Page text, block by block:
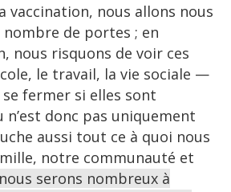
vaccination, nous allons nous
de portes ; en
nous risquons de voir ces
le travail, la vie sociale —
fermer si elles sont
n’est donc pas uniquement
aussi tout ce à quoi nous
notre communauté et
serons nombreux à